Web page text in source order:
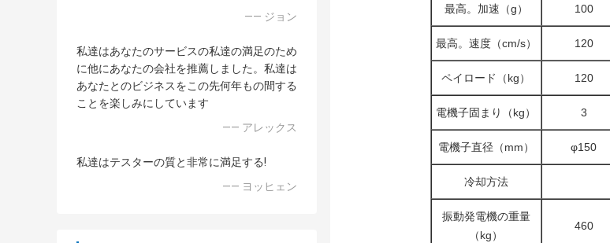
—— ジョン
私達はあなたのサービスの私達の満足のため
に他にあなたの会社を推薦しました。私達は
あなたとのビジネスをこの先何年もの間する
ことを楽しみにしています
—— アレックス
私達はテスターの質と非常に満足する!
—— ヨッヒェン
最高。加速（g） 100
最高。速度（cm/s） 120
ペイロード（kg） 120
電機子固まり（kg） 3
電機子直径（mm） φ150
冷却方法
振動発電機の重量
（kg）
460